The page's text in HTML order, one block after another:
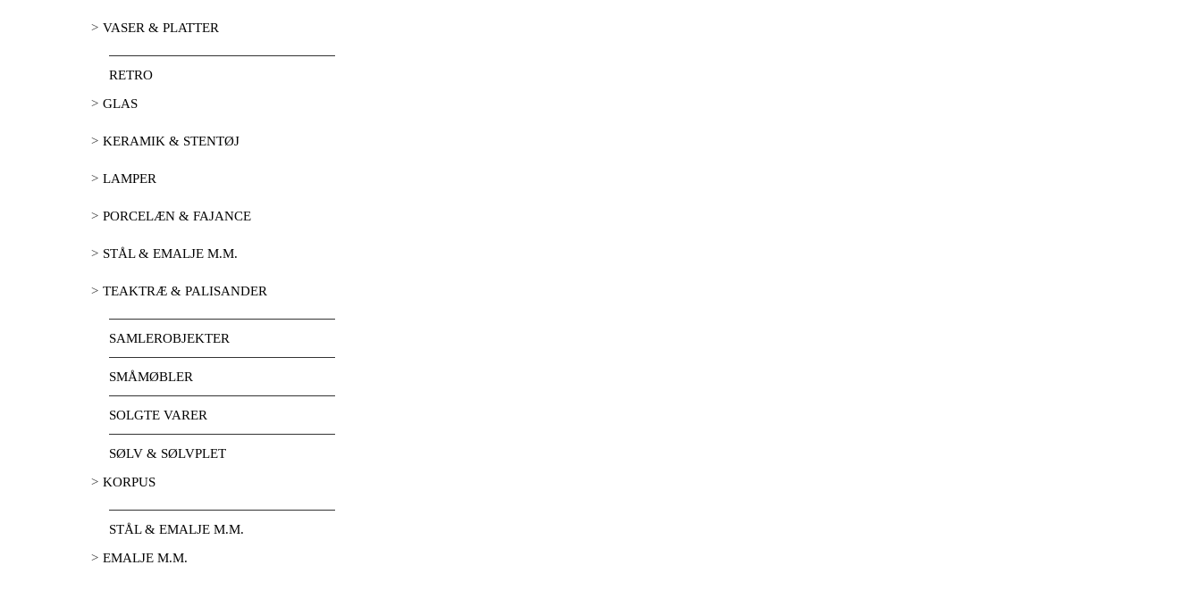
VASER & PLATTER
RETRO
GLAS
KERAMIK & STENTØJ
LAMPER
PORCELÆN & FAJANCE
STÅL & EMALJE M.M.
TEAKTRÆ & PALISANDER
SAMLEROBJEKTER
SMÅMØBLER
SOLGTE VARER
SØLV & SØLVPLET
KORPUS
STÅL & EMALJE M.M.
EMALJE M.M.